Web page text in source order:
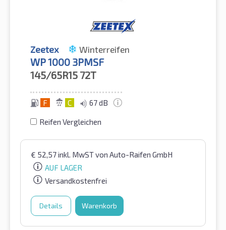
Zeetex Winterreifen
WP 1000 3PMSF
145/65R15 72T
F C 67 dB
Reifen Vergleichen
€ 52,57inkl. MwSTvon Auto-Raifen GmbH
AUF LAGER
Versandkostenfrei
Details Warenkorb